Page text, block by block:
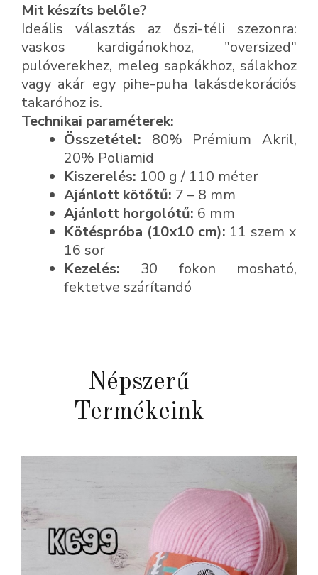
Mit készíts belőle?
Ideális választás az őszi-téli szezonra:
vaskos kardigánokhoz, "oversized"
pulóverekhez, meleg sapkákhoz, sálakhoz
vagy akár egy pihe-puha lakásdekorációs
takaróhoz is.
Technikai paraméterek:
Összetétel: 80% Prémium Akril,
20% Poliamid
Kiszerelés: 100 g / 110 méter
Ajánlott kötőtű: 7 – 8 mm
Ajánlott horgolótű: 6 mm
Kötéspróba (10x10 cm): 11 szem x
16 sor
Kezelés: 30 fokon mosható,
fektetve szárítandó
Népszerű
Termékeink